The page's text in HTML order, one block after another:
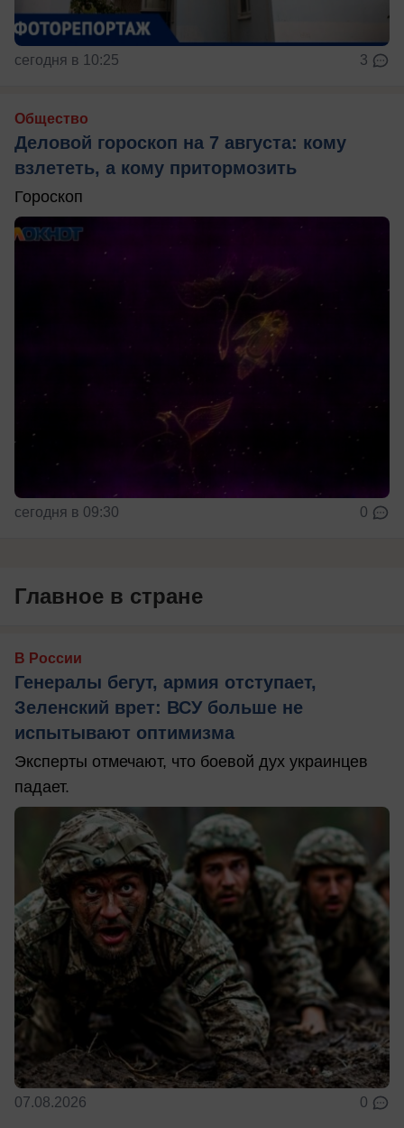
сегодня в 10:25 3
Общество
Деловой гороскоп на 7 августа: кому
взлететь, а кому притормозить
Гороскоп
сегодня в 09:30 0
Главное в стране
В России
Генералы бегут, армия отступает,
Зеленский врет: ВСУ больше не
испытывают оптимизма
Эксперты отмечают, что боевой дух украинцев
падает.
07.08.2026 0